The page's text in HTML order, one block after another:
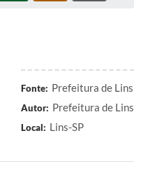
de
Fonte: Prefeitura de Lins
Autor: Prefeitura de Lins
Local: Lins-SP